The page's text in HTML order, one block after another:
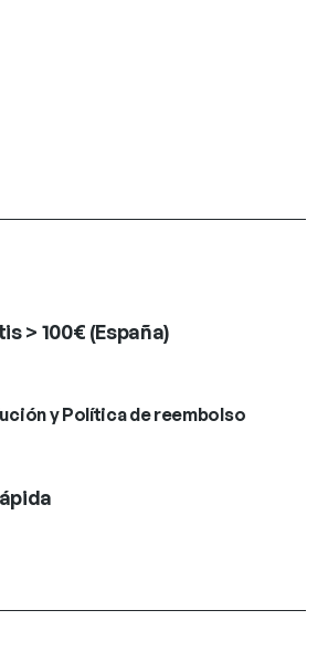
> 100€ (España)
y Política de reembolso